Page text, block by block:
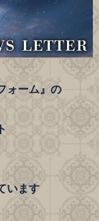
ォーム』の
います